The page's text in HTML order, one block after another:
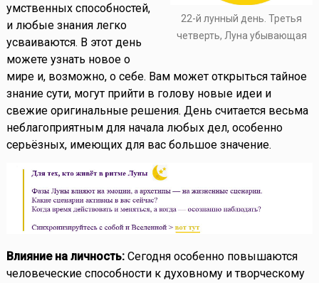
22-й лунный день. Третья
четверть, Луна убывающая
умственных способностей,
и любые знания легко
усваиваются. В этот день
можете узнать новое о
мире и, возможно, о себе. Вам может открыться тайное
знание сути, могут прийти в голову новые идеи и
свежие оригинальные решения. День считается весьма
неблагоприятным для начала любых дел, особенно
серьёзных, имеющих для вас большое значение.
Влияние на личность:Сегодня особенно повышаются
человеческие способности к духовному и творческому